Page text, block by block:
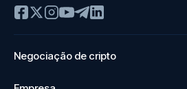
Negociação de cripto